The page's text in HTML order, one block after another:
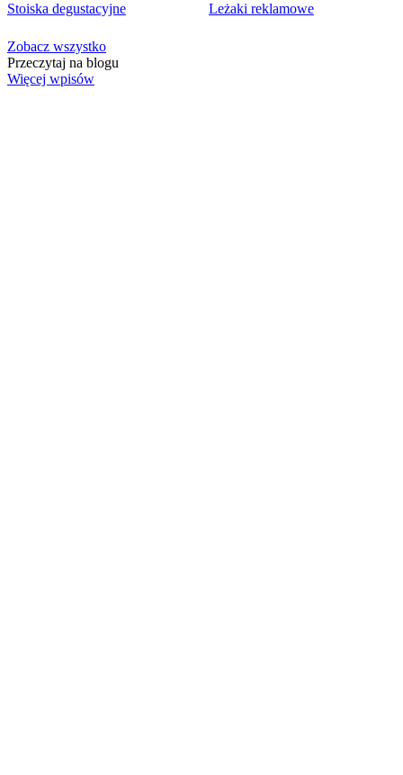
Stoiska degustacyjne Leżaki reklamowe
Zobacz wszystko
Przeczytaj na blogu
Więcej wpisów